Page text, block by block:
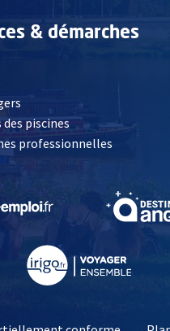
& démarches
, Ouvre une nouvelle fenêtre
piscines
professionnelles
fenêtre , Ouvre une nouvelle